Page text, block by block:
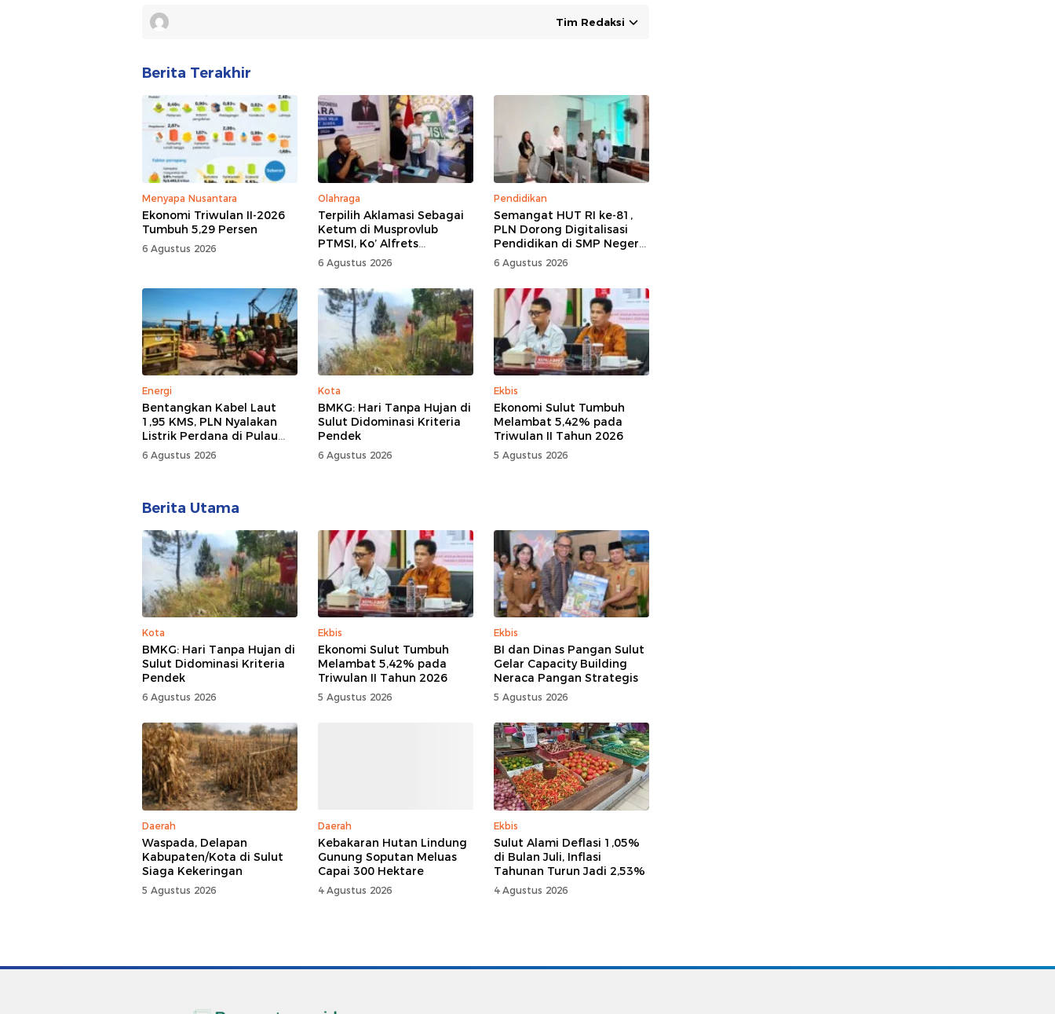
Tim Redaksi
Berita Terakhir
Menyapa Nusantara
Ekonomi Triwulan II-2026
Tumbuh 5,29 Persen
6 Agustus 2026
Olahraga
Terpilih Aklamasi Sebagai
Ketum di Musprovlub
PTMSI, Ko’ Alfrets
Rumawas Siap Gairahkan
Kompetisi
6 Agustus 2026
Pendidikan
Semangat HUT RI ke-81,
PLN Dorong Digitalisasi
Pendidikan di SMP Negeri
1 Palu Lewat Program
TJSL
6 Agustus 2026
Energi
Bentangkan Kabel Laut
1,95 KMS, PLN Nyalakan
Listrik Perdana di Pulau
Dudepo, Desa Berlistrik di
Gorontalo 100 Persen
6 Agustus 2026
Kota
BMKG: Hari Tanpa Hujan di
Sulut Didominasi Kriteria
Pendek
6 Agustus 2026
Ekbis
Ekonomi Sulut Tumbuh
Melambat 5,42% pada
Triwulan II Tahun 2026
5 Agustus 2026
Berita Utama
Kota
BMKG: Hari Tanpa Hujan di
Sulut Didominasi Kriteria
Pendek
6 Agustus 2026
Ekbis
Ekonomi Sulut Tumbuh
Melambat 5,42% pada
Triwulan II Tahun 2026
5 Agustus 2026
Ekbis
BI dan Dinas Pangan Sulut
Gelar Capacity Building
Neraca Pangan Strategis
5 Agustus 2026
Daerah
Waspada, Delapan
Kabupaten/Kota di Sulut
Siaga Kekeringan
5 Agustus 2026
Daerah
Kebakaran Hutan Lindung
Gunung Soputan Meluas
Capai 300 Hektare
4 Agustus 2026
Ekbis
Sulut Alami Deflasi 1,05%
di Bulan Juli, Inflasi
Tahunan Turun Jadi 2,53%
4 Agustus 2026